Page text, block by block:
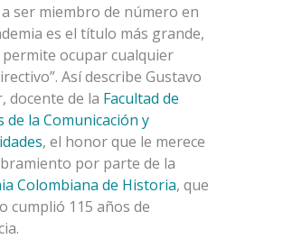
ser miembro de número en
es el título más grande,
ocupar cualquier
Así describe Gustavo
docente de la Facultad de
de la Comunicación y
, el honor que le merece
por parte de la
Colombiana de Historia, que
cumplió 115 años de